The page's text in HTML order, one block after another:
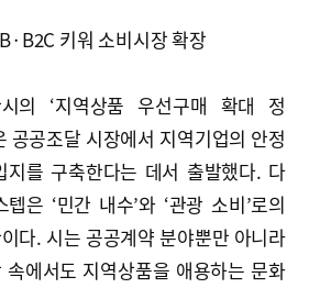
키워 소비시장 확장
의 ‘지역상품 우선구매 확대 정
공공조달 시장에서 지역기업의 안정
지를 구축한다는 데서 출발했다. 다
텝은 ‘민간 내수’와 ‘관광 소비’로의
다. 시는 공공계약 분야뿐만 아니라
속에서도 지역상품을 애용하는 문화